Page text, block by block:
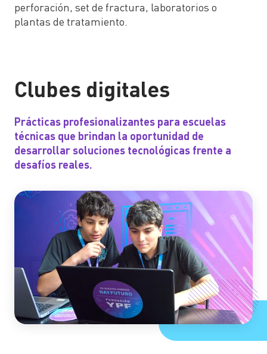
perforación, set de fractura, laboratorios o
plantas de tratamiento.
Clubes digitales
Prácticas profesionalizantes para escuelas
técnicas que brindan la oportunidad de
desarrollar soluciones tecnológicas frente a
desafíos reales.